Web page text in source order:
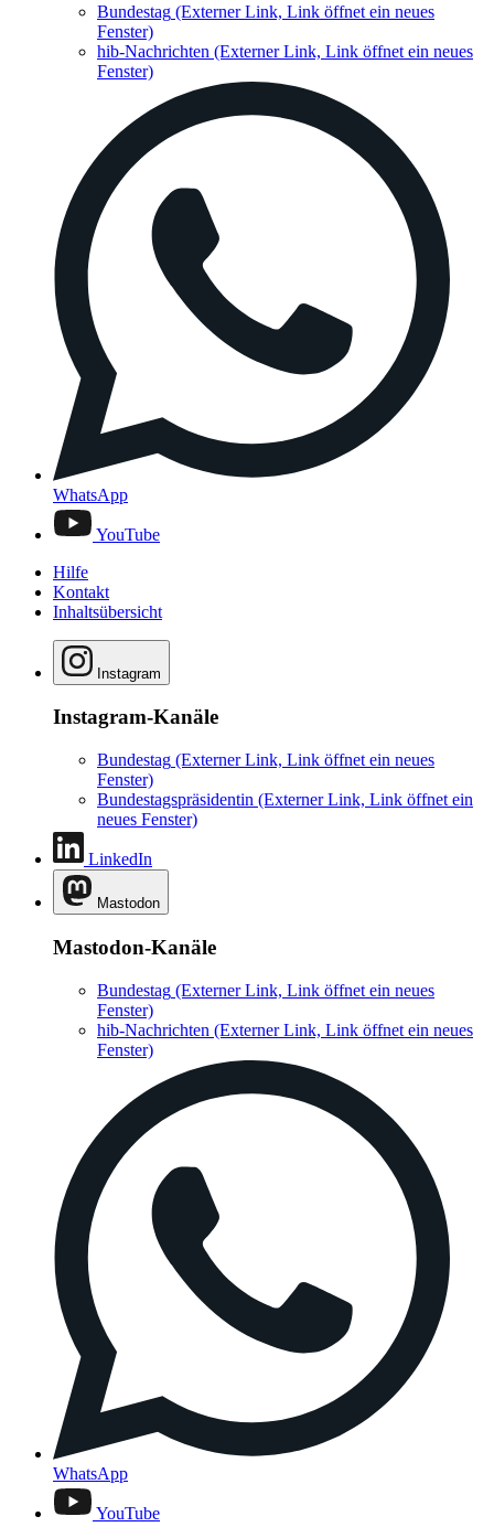
Bundestag (Externer Link, Link öffnet ein neues
Fenster)
hib-Nachrichten (Externer Link, Link öffnet ein neues
Fenster)
WhatsApp
YouTube
Hilfe
Kontakt
Inhaltsübersicht
Instagram
Instagram-Kanäle
Bundestag (Externer Link, Link öffnet ein neues
Fenster)
Bundestagspräsidentin (Externer Link, Link öffnet ein
neues Fenster)
LinkedIn
Mastodon
Mastodon-Kanäle
Bundestag (Externer Link, Link öffnet ein neues
Fenster)
hib-Nachrichten (Externer Link, Link öffnet ein neues
Fenster)
WhatsApp
YouTube